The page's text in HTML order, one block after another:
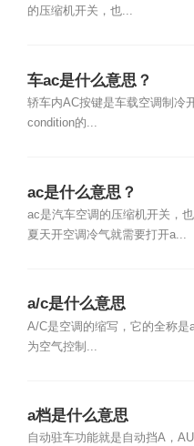
的压缩机开关，也...
车ac是什么意思？
轿车内AC按键是车载空调制冷
condition的...
ac是什么意思？
ac是汽车空调的压缩机开关，
夏天开空调冷气就需要打开a...
a/c是什么意思
A/C是空调的缩写，它的全称是
为空气控制...
a档是什么意思
自动驻车功能就是自动挡A，